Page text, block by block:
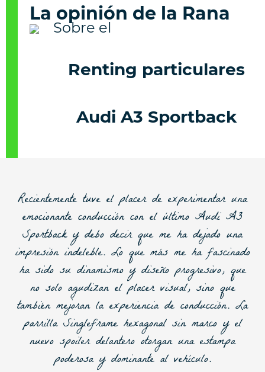
La opinión de la Rana
Renting particulares
Audi A3 Sportback
Recientemente tuve el placer de experimentar una
emocionante conducción con el último Audi A3
Sportback y debo decir que me ha dejado una
impresión indeleble. Lo que más me ha fascinado
ha sido su dinamismo y diseño progresivo, que
no solo agudizan el placer visual, sino que
también mejoran la experiencia de conducción. La
parrilla Singleframe hexagonal sin marco y el
nuevo spoiler delantero otorgan una estampa
poderosa y dominante al vehículo.